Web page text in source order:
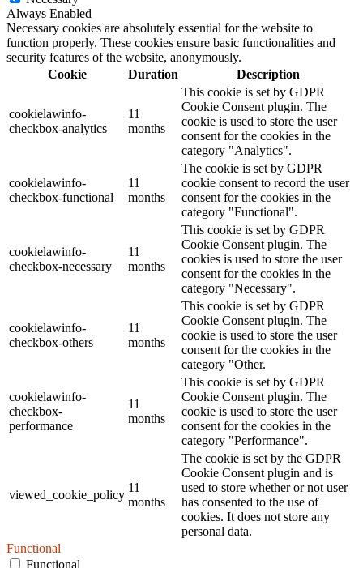
Always Enabled
Necessary cookies are absolutely essential for the website to
function properly. These cookies ensure basic functionalities and
security features of the website, anonymously.
Cookie
Duration Description
cookielawinfo-
checkbox-analytics
11
months
This cookie is set by GDPR
Cookie Consent plugin. The
cookie is used to store the user
consent for the cookies in the
category "Analytics".
cookielawinfo-
checkbox-functional
11
months
The cookie is set by GDPR
cookie consent to record the user
consent for the cookies in the
category "Functional".
cookielawinfo-
checkbox-necessary
11
months
This cookie is set by GDPR
Cookie Consent plugin. The
cookies is used to store the user
consent for the cookies in the
category "Necessary".
cookielawinfo-
checkbox-others
11
months
This cookie is set by GDPR
Cookie Consent plugin. The
cookie is used to store the user
consent for the cookies in the
category "Other.
cookielawinfo-
checkbox-
performance
11
months
This cookie is set by GDPR
Cookie Consent plugin. The
cookie is used to store the user
consent for the cookies in the
category "Performance".
viewed_cookie_policy
11
months
The cookie is set by the GDPR
Cookie Consent plugin and is
used to store whether or not user
has consented to the use of
cookies. It does not store any
personal data.
Functional
Functional